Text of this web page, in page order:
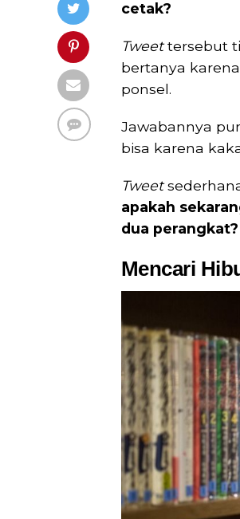
cetak?
Tweettersebut
bertanya
ponsel.
Jawabannya
bisa karena
Tweet
apakah
dua perangkat?
Mencari